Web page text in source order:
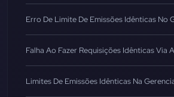
Erro De Limite De Emissões Idênticas No
Falha Ao Fazer Requisições Idênticas Via
Limites De Emissões Idênticas Na